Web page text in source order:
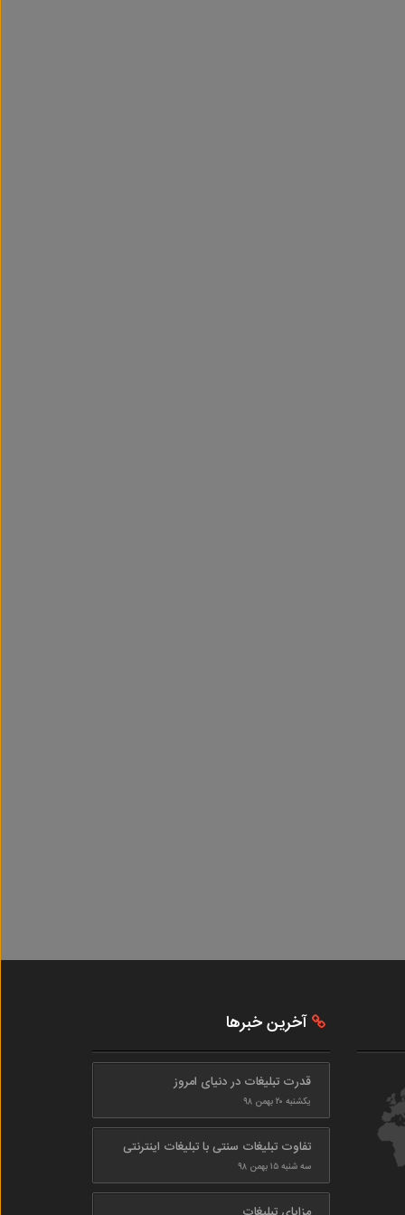
آخرین خبرها
قدرت تبلیغات در دنیای امروز
یکشنبه ۲۰ بهمن ۹۸
تفاوت تبلیغات سنتی با تبلیغات اینترنتی
سه شنبه ۱۵ بهمن ۹۸